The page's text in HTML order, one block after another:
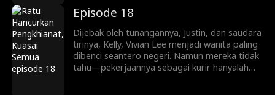
Lee. Mulai dari menjatuhkan lawan lewat
siaran langsung dan konflik keluarga, hingga
melatih Ryan Shaw yang pemalu menjadi
pewaris tangguh, Vivian memainkan
permainan kekuasaan dan balas dendam yang
kejam.
Episode 18
Dijebak oleh tunangannya, Justin, dan saudara
tirinya, Kelly, Vivian Lee menjadi wanita paling
dibenci seantero negeri. Namun mereka tidak
tahu—pekerjaannya sebagai kurir hanyalah